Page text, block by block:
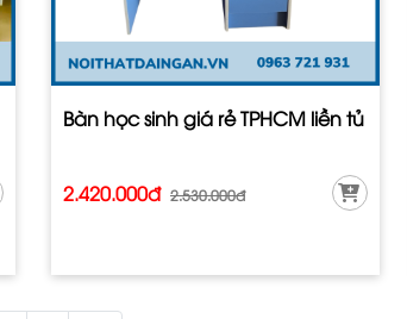
Bàn học sinh giá rẻ TPHCM liền tủ
2.420.000đ 2.530.000đ